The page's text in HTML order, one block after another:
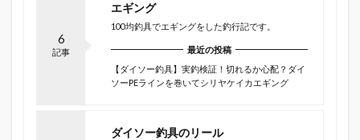
6
記事
エギング
100均釣具でエギングをした釣行記です。
最近の投稿
【ダイソー釣具】実釣検証！切れるか心配？ダイ
ソーPEラインを巻いてシリヤケイカエギング
ダイソー釣具のリール